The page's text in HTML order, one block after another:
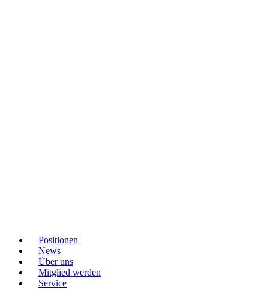
Positionen
News
Über uns
Mitglied werden
Service